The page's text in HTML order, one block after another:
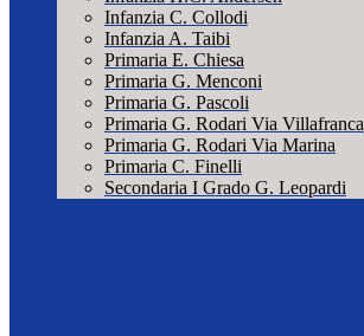
Infanzia C. Collodi
Infanzia A. Taibi
Primaria E. Chiesa
Primaria G. Menconi
Primaria G. Pascoli
Primaria G. Rodari Via Villafranca
Primaria G. Rodari Via Marina
Primaria C. Finelli
Secondaria I Grado G. Leopardi